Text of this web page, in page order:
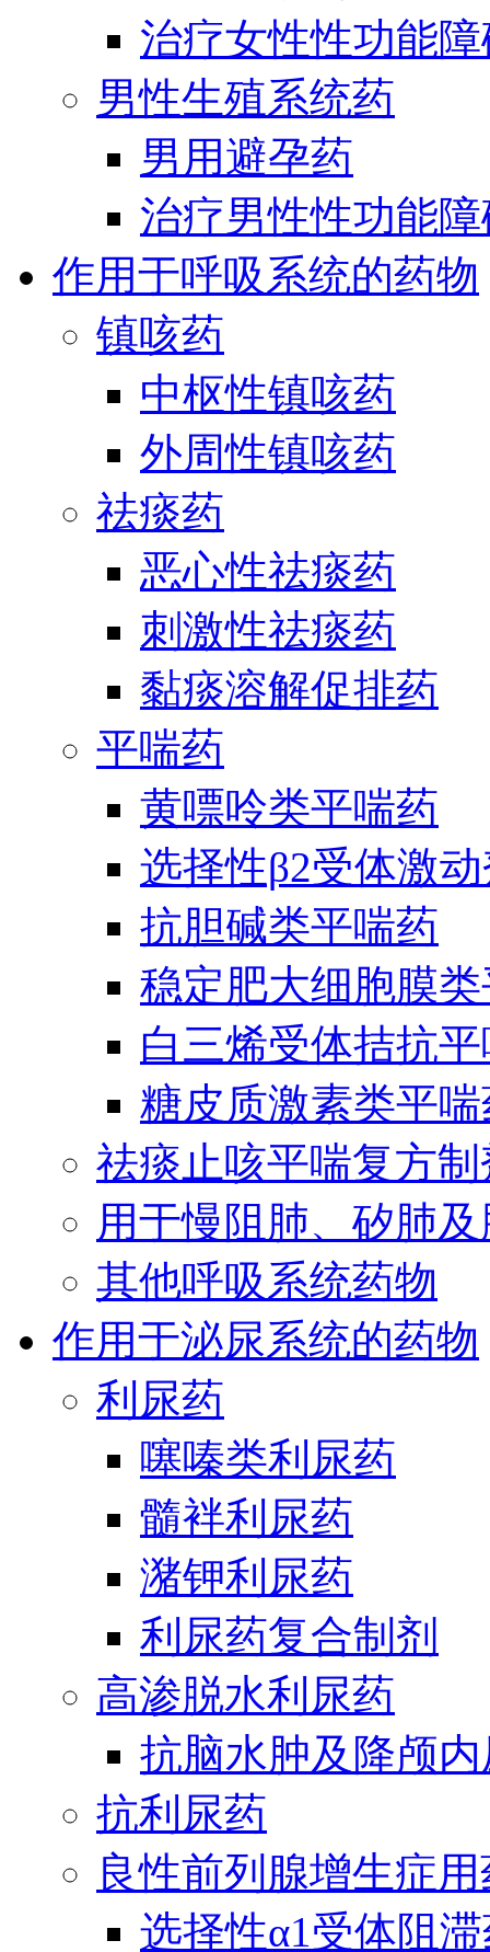
治疗女性性功能
男性生殖系统药
男用避孕药
治疗男性性功能
作用于呼吸系统的药物
镇咳药
中枢性镇咳药
外周性镇咳药
祛痰药
恶心性祛痰药
刺激性祛痰药
黏痰溶解促排药
平喘药
黄嘌呤类平喘药
选择性β2受体激
抗胆碱类平喘药
稳定肥大细胞膜
白三烯受体拮抗
糖皮质激素类平
祛痰止咳平喘复方制
用于慢阻肺、矽肺
其他呼吸系统药物
作用于泌尿系统的药物
利尿药
噻嗪类利尿药
髓袢利尿药
潴钾利尿药
利尿药复合制剂
高渗脱水利尿药
抗脑水肿及降颅
抗利尿药
良性前列腺增生症
选择性α1受体阻